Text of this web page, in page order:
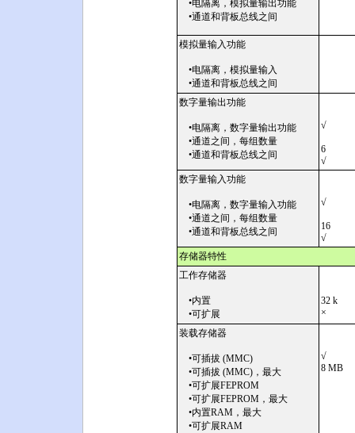
•电隔离，模拟量输出功能
•通道和背板总线之间
模拟量输入功能
•电隔离，模拟量输入
•通道和背板总线之间
数字量输出功能
•电隔离，数字量输出功能
•通道之间，每组数量
•通道和背板总线之间
√
6
√
数字量输入功能
•电隔离，数字量输入功能
•通道之间，每组数量
•通道和背板总线之间
√
16
√
存储器特性
工作存储器
•内置
•可扩展
32 k
×
装载存储器
•可插拔 (MMC)
•可插拔 (MMC)，最大
•可扩展FEPROM
•可扩展FEPROM，最大
•内置RAM，最大
•可扩展RAM
√
8 MB